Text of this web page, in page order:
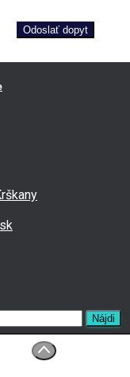
Odoslať dopyt